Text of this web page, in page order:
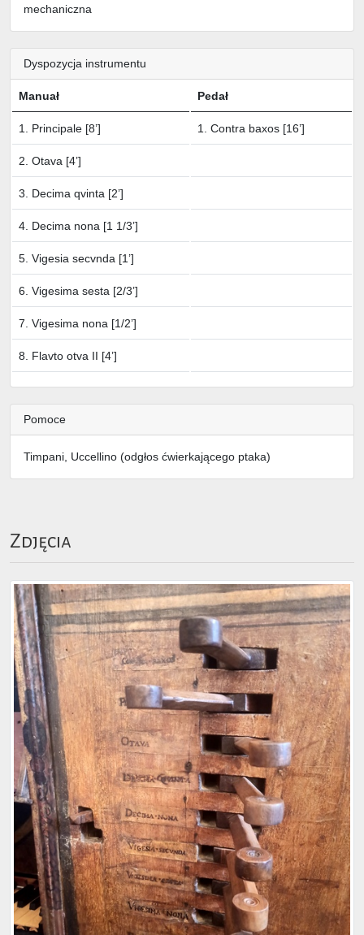
mechaniczna
Dyspozycja instrumentu
Manuał Pedał
1. Principale [8’] 1. Contra baxos [16’]
2. Otava [4’]
3. Decima qvinta [2’]
4. Decima nona [1 1/3’]
5. Vigesia secvnda [1’]
6. Vigesima sesta [2/3’]
7. Vigesima nona [1/2’]
8. Flavto otva II [4’]
Pomoce
Timpani, Uccellino (odgłos ćwierkającego ptaka)
Zdjęcia